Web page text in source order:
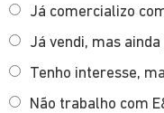
Já comercializo
Já vendi, mas ainda
Tenho interesse,
Não trabalho com